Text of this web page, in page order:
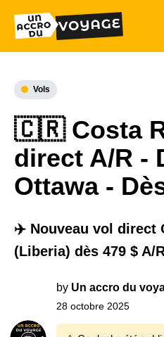
Vols
🇨🇷 Costa
direct A/R -
Ottawa -
✈️ Nouveau vol direct
(Liberia) dès 479 $ A/
by Un accro du
28 octobre 2025